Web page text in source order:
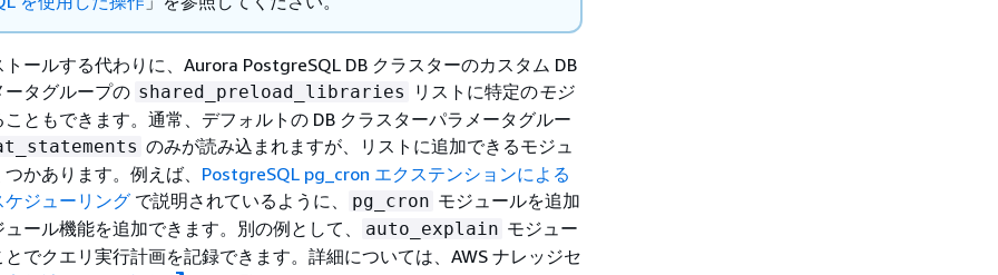
ールする代わりに、Aurora PostgreSQL DB クラスターのカスタム DB
ータグループの shared_preload_libraries リストに特定のモジ
ともできます。通常、デフォルトの DB クラスターパラメータグルー
のみが読み込まれますが、リストに追加できるモジュ
かあります。例えば、 PostgreSQL pg_cron エクステンションによる
ケジューリング で説明されているように、 pg_cron モジュールを追加
ール機能を追加できます。別の例として、
auto_explain モジュー
でクエリ実行計画を記録できます。詳細については、AWS ナレッジセ